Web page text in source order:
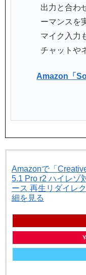
出力と合わ
ーマンスを
マイク入力
チャットや
Amazon「
Amazonで「
5.1 Pro r2 ハイレゾ
ース 再生リダイレ
細を見る